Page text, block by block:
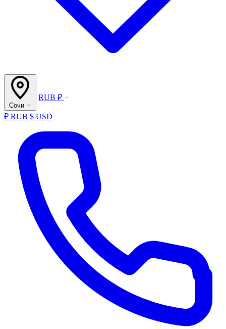
Сочи
RUB ₽
₽ RUB $ USD